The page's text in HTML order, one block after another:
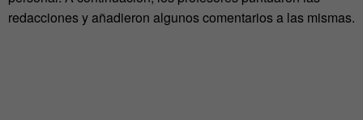
redacciones y añadieron algunos comentarios a las mismas.